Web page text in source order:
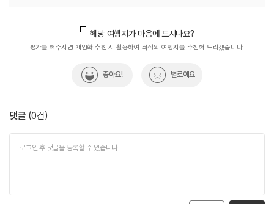
해당 여행지가 마음에 드시나요?
평가를 해주시면 개인화 추천 시 활용하여 최적의 여행지를 추천해 드리겠습니다.
좋아요! 별로예요
댓글 (0건)